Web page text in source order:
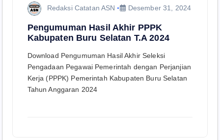
Redaksi Catatan ASN Desember 31, 2024
Pengumuman Hasil Akhir PPPK
Kabupaten Buru Selatan T.A 2024
Download Pengumuman Hasil Akhir Seleksi
Pengadaan Pegawai Pemerintah dengan Perjanjian
Kerja (PPPK) Pemerintah Kabupaten Buru Selatan
Tahun Anggaran 2024